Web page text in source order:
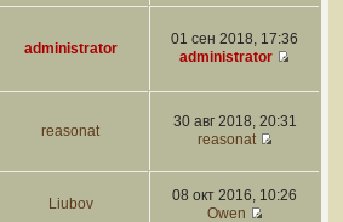
administrator
01 сен 2018, 17:36
administrator
reasonat
30 авг 2018, 20:31
reasonat
Liubov
08 окт 2016, 10:26
Owen